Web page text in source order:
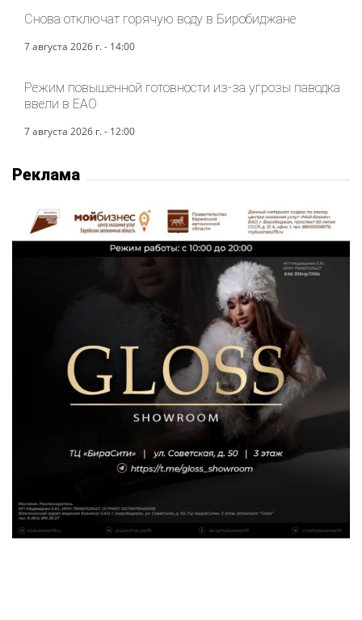
Снова отключат горячую воду в Биробиджане
7 августа 2026 г. - 14:00
Режим повышенной готовности из-за угрозы паводка
ввели в ЕАО
7 августа 2026 г. - 12:00
Реклама